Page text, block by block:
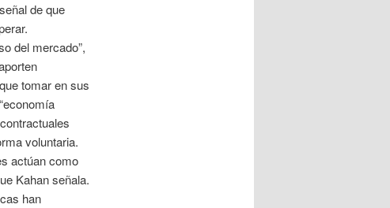
de que
del mercado”,
tomar en sus
voluntaria.
actúan como
Kahan señala.
han